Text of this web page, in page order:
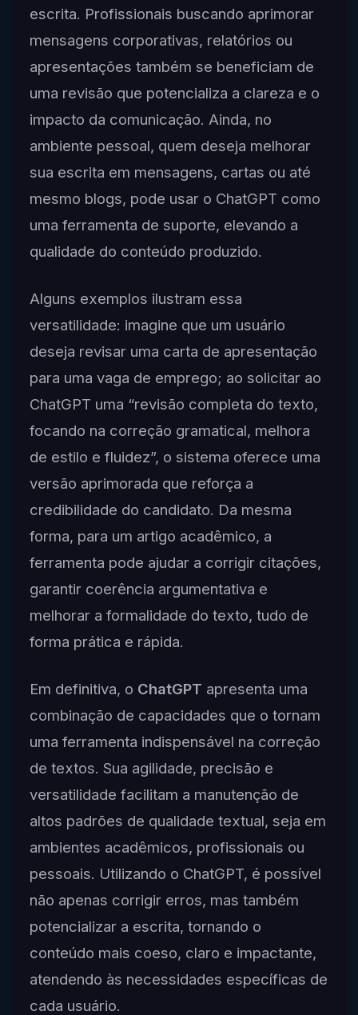
escrita. Profissionais buscando aprimorar
mensagens corporativas, relatórios ou
apresentações também se beneficiam de
uma revisão que potencializa a clareza e o
impacto da comunicação. Ainda, no
ambiente pessoal, quem deseja melhorar
sua escrita em mensagens, cartas ou até
mesmo blogs, pode usar o ChatGPT como
uma ferramenta de suporte, elevando a
qualidade do conteúdo produzido.
Alguns exemplos ilustram essa
versatilidade: imagine que um usuário
deseja revisar uma carta de apresentação
para uma vaga de emprego; ao solicitar ao
ChatGPT uma “revisão completa do texto,
focando na correção gramatical, melhora
de estilo e fluidez”, o sistema oferece uma
versão aprimorada que reforça a
credibilidade do candidato. Da mesma
forma, para um artigo acadêmico, a
ferramenta pode ajudar a corrigir citações,
garantir coerência argumentativa e
melhorar a formalidade do texto, tudo de
forma prática e rápida.
Em definitiva, o ChatGPT apresenta uma
combinação de capacidades que o tornam
uma ferramenta indispensável na correção
de textos. Sua agilidade, precisão e
versatilidade facilitam a manutenção de
altos padrões de qualidade textual, seja em
ambientes acadêmicos, profissionais ou
pessoais. Utilizando o ChatGPT, é possível
não apenas corrigir erros, mas também
potencializar a escrita, tornando o
conteúdo mais coeso, claro e impactante,
atendendo às necessidades específicas de
cada usuário.